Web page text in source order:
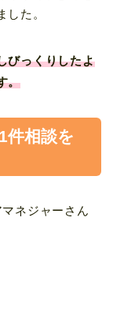
た。
びっくりしたよ
。
件相談を
ネジャーさん